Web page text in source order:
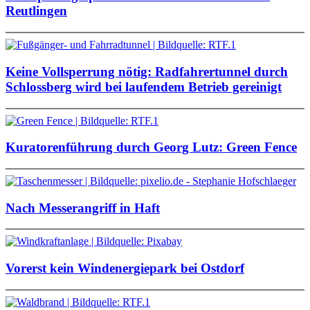
Reutlingen
Keine Vollsperrung nötig: Radfahrertunnel durch
Schlossberg wird bei laufendem Betrieb gereinigt
Kuratorenführung durch Georg Lutz: Green Fence
Nach Messerangriff in Haft
Vorerst kein Windenergiepark bei Ostdorf